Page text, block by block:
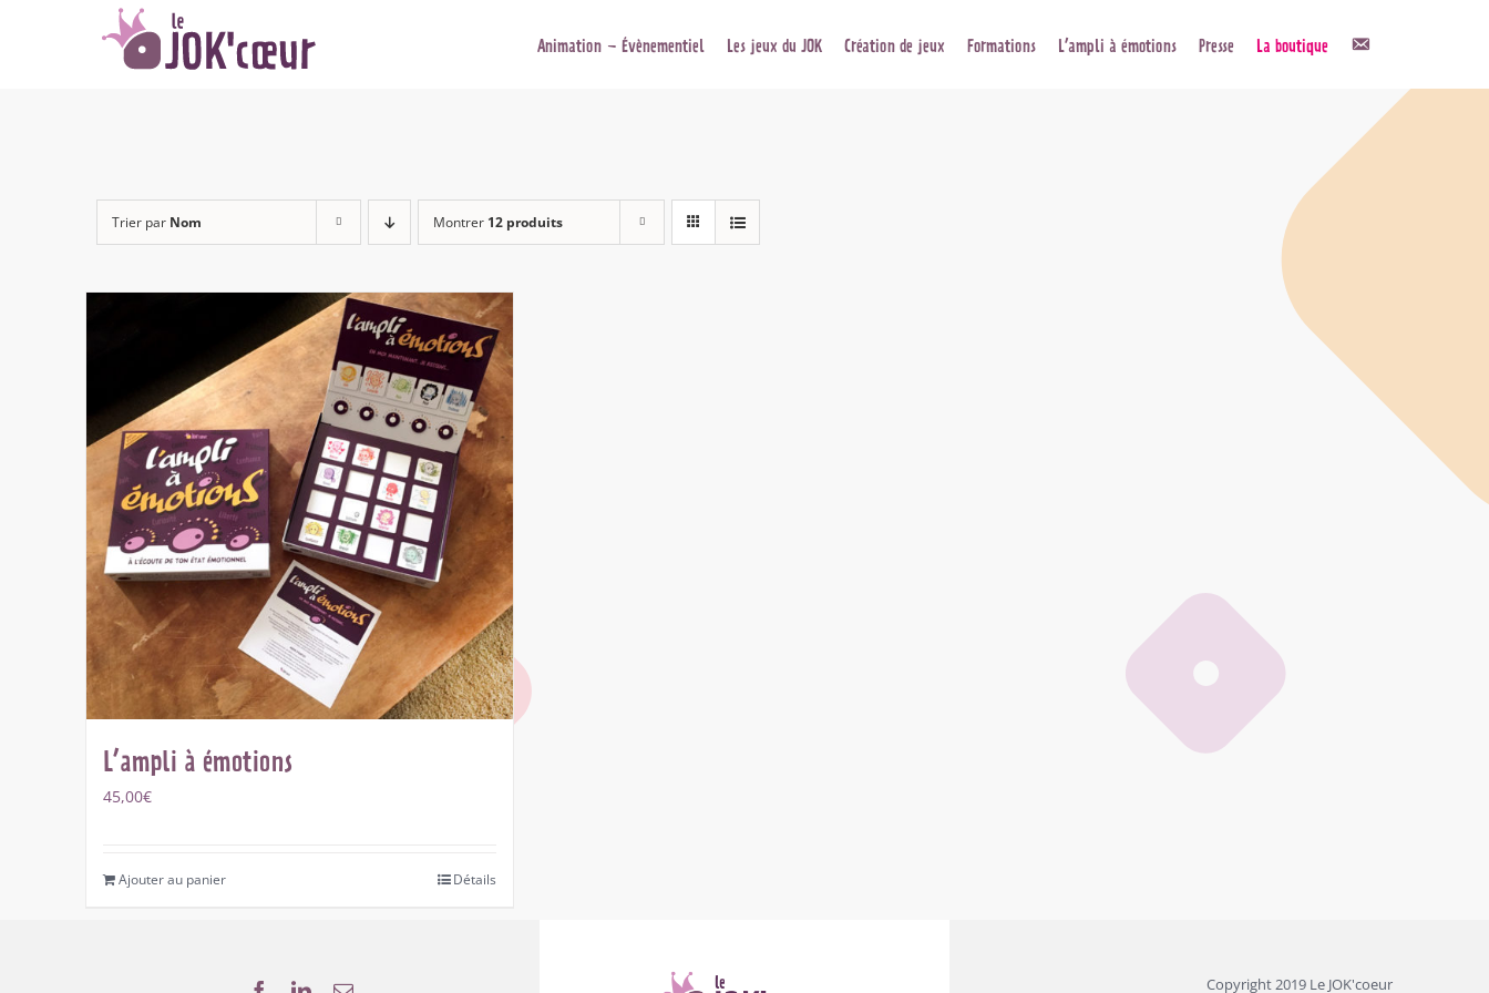
Animation – Évènementiel Les jeux du JOK Création de jeux Formations L’ampli à émotions Presse La boutique
Trier par Nom Montrer 12 produits
L’ampli à émotions
45,00€
Ajouter au panier Détails
Copyright 2019 Le JOK'coeur